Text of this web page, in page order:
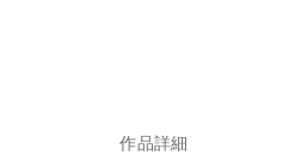
作品詳細